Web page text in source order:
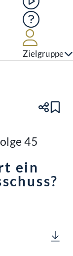
Hilfe
Zielgruppe
45
ein